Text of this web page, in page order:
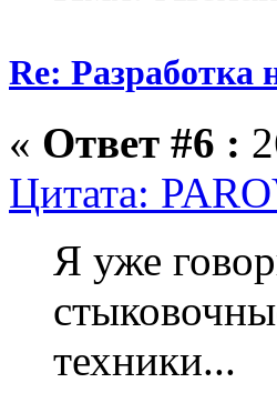
Re: Разработка
« Ответ #6 :
Цитата:
Я уже
техники...